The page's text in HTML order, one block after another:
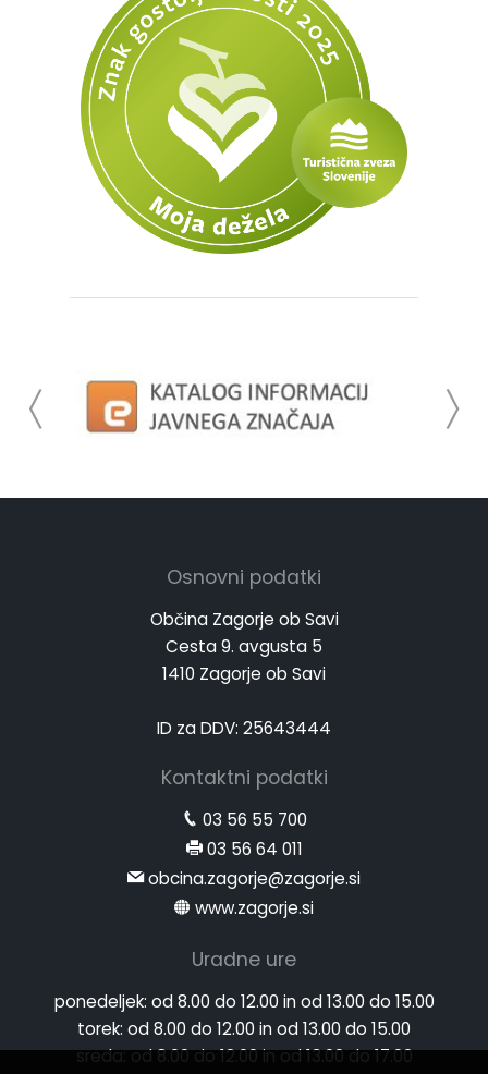
Osnovni podatki
Občina Zagorje ob Savi
Cesta 9. avgusta 5
1410 Zagorje ob Savi
ID za DDV: 25643444
Kontaktni podatki
03 56 55 700
03 56 64 011
obcina.zagorje@zagorje.si
www.zagorje.si
Uradne ure
ponedeljek: od 8.00 do 12.00 in od 13.00 do 15.00
torek: od 8.00 do 12.00 in od 13.00 do 15.00
sreda:od 8.00 do 12.00 in od 13.00 do 17.00